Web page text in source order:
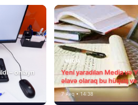
– onlayn
MEDİA
Yeni yaradılan Media və
əlavə olaraq bu hüquq
7 Avq • 14:38